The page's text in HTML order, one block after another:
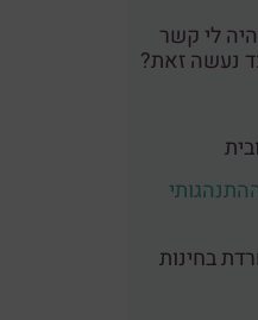
לי קשר
נעשה זאת?
בחינות